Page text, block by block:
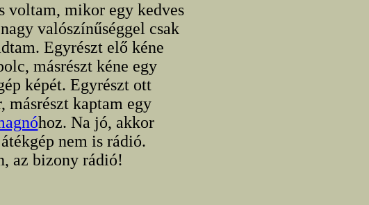
voltam, mikor egy kedves
valószínűséggel csak
Egyrészt elő kéne
másrészt kéne egy
képét. Egyrészt ott
másrészt kaptam egy
hoz. Na jó, akkor
nem is rádió.
az bizony rádió!